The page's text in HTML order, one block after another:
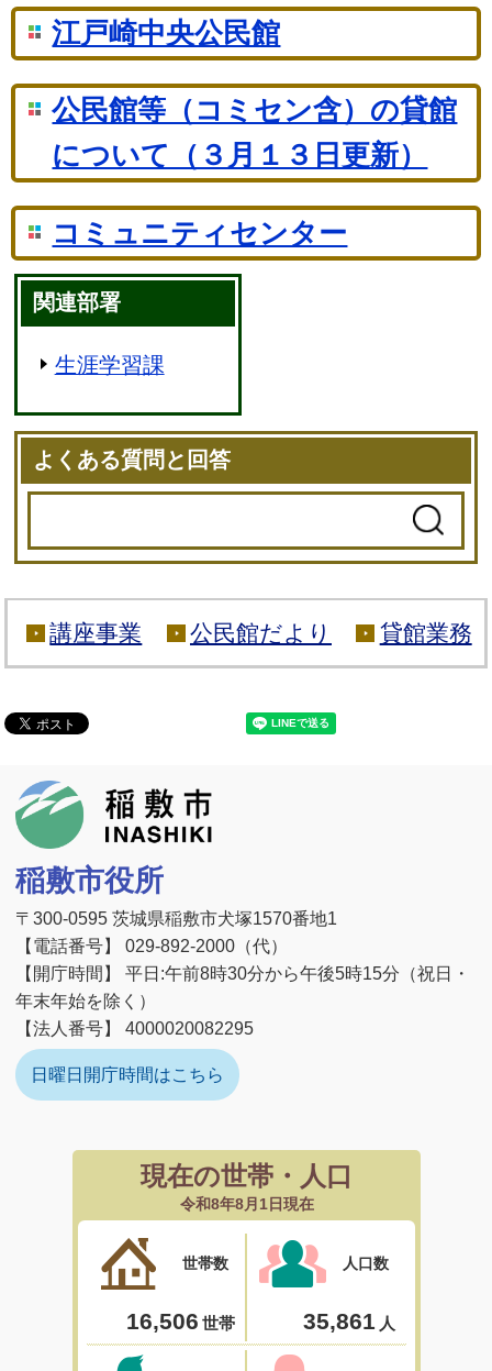
江戸崎中央公民館
公民館等（コミセン含）の貸館
について（３月１３日更新）
コミュニティセンター
関連部署
生涯学習課
よくある質問と回答
講座事業 公民館だより 貸館業務
稲敷市役所
〒300-0595 茨城県稲敷市犬塚1570番地1
【電話番号】 029-892-2000（代）
【開庁時間】 平日:午前8時30分から午後5時15分（祝日・
年末年始を除く）
【法人番号】 4000020082295
日曜日開庁時間はこちら